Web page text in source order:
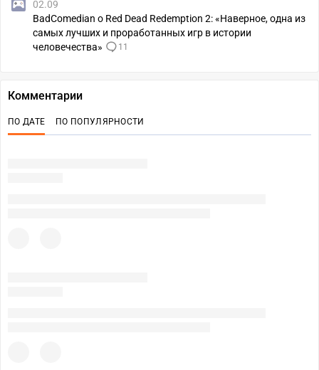
02.09
BadComedian о Red Dead Redemption 2: «Наверное, одна из
самых лучших и проработанных игр в истории
человечества»
11
Комментарии
ПО ДАТЕ ПО ПОПУЛЯРНОСТИ